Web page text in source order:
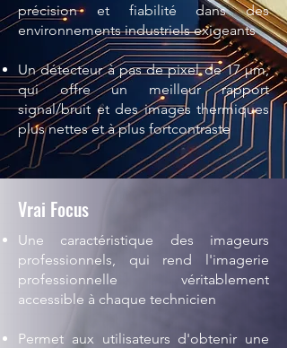
précision et fiabilité dans des
environnements industriels exigeants
Un détecteur à pas de pixel de 17 µm,
qui offre un meilleur rapport
signal/bruit et des images thermiques
plus nettes et à plus fortcontraste
Vrai Focus
Une caractéristique des imageurs
professionnels, qui rend l'imagerie
professionnelle véritablement
accessible à chaque technicien
Permet aux utilisateurs d'obtenir une